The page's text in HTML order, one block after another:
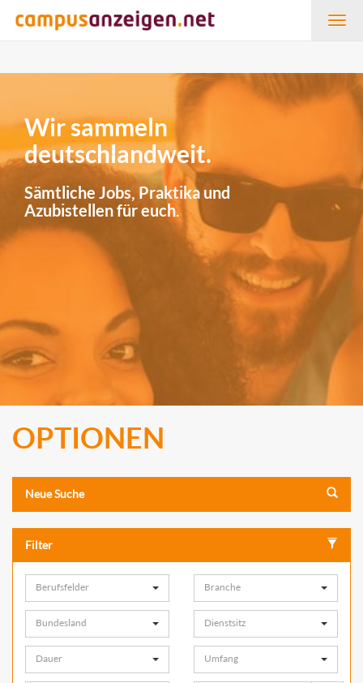
Wir sammeln
deutschlandweit.
Sämtliche Jobs, Praktika und
Azubistellen für euch.
OPTIONEN
Neue Suche
Filter
Berufsfelder Branche
Bundesland Dienstsitz
Dauer Umfang